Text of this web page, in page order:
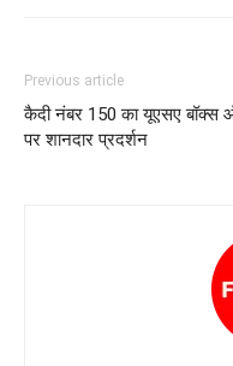
Previous article
कैदी नंबर 150 का यूएसए बॉक्‍स
पर शानदार प्रदर्शन